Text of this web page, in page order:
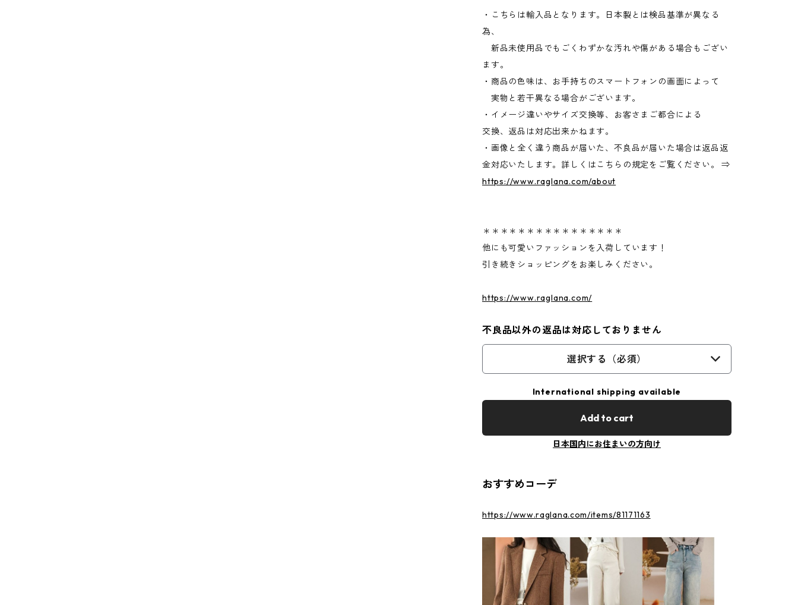
・こちらは輸入品となります。日本製とは検品基準が異なる
為、
新品未使用品でもごくわずかな汚れや傷がある場合もござい
ます。
・商品の色味は、お手持ちのスマートフォンの画面によって
実物と若干異なる場合がございます。
・イメージ違いやサイズ交換等、お客さまご都合による
交換、返品は対応出来かねます。
・画像と全く違う商品が届いた、不良品が届いた場合は返品返
金対応いたします。詳しくはこちらの規定をご覧ください。 ⇒
https://www.raglana.com/about
＊＊＊＊＊＊＊＊＊＊＊＊＊＊＊＊
他にも可愛いファッションを入荷しています！
引き続きショッピングをお楽しみください。
https://www.raglana.com/
不良品以外の返品は対応しておりません
選択する（必須）
International shipping available
Add to cart
日本国内にお住まいの方向け
おすすめコーデ
https://www.raglana.com/items/81171163